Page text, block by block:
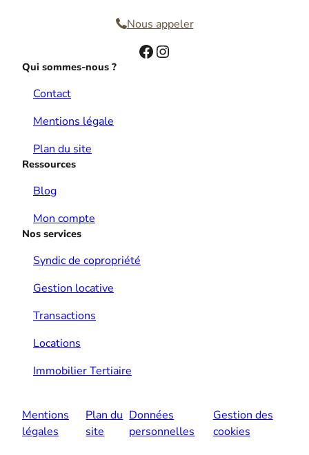
Nous appeler
Facebook Instagram
Qui sommes-nous ?
Contact
Mentions légale
Plan du site
Ressources
Blog
Mon compte
Nos services
Syndic de copropriété
Gestion locative
Transactions
Locations
Immobilier Tertiaire
Mentions
légales
Plan du
site
Données
personnelles
Gestion des
cookies